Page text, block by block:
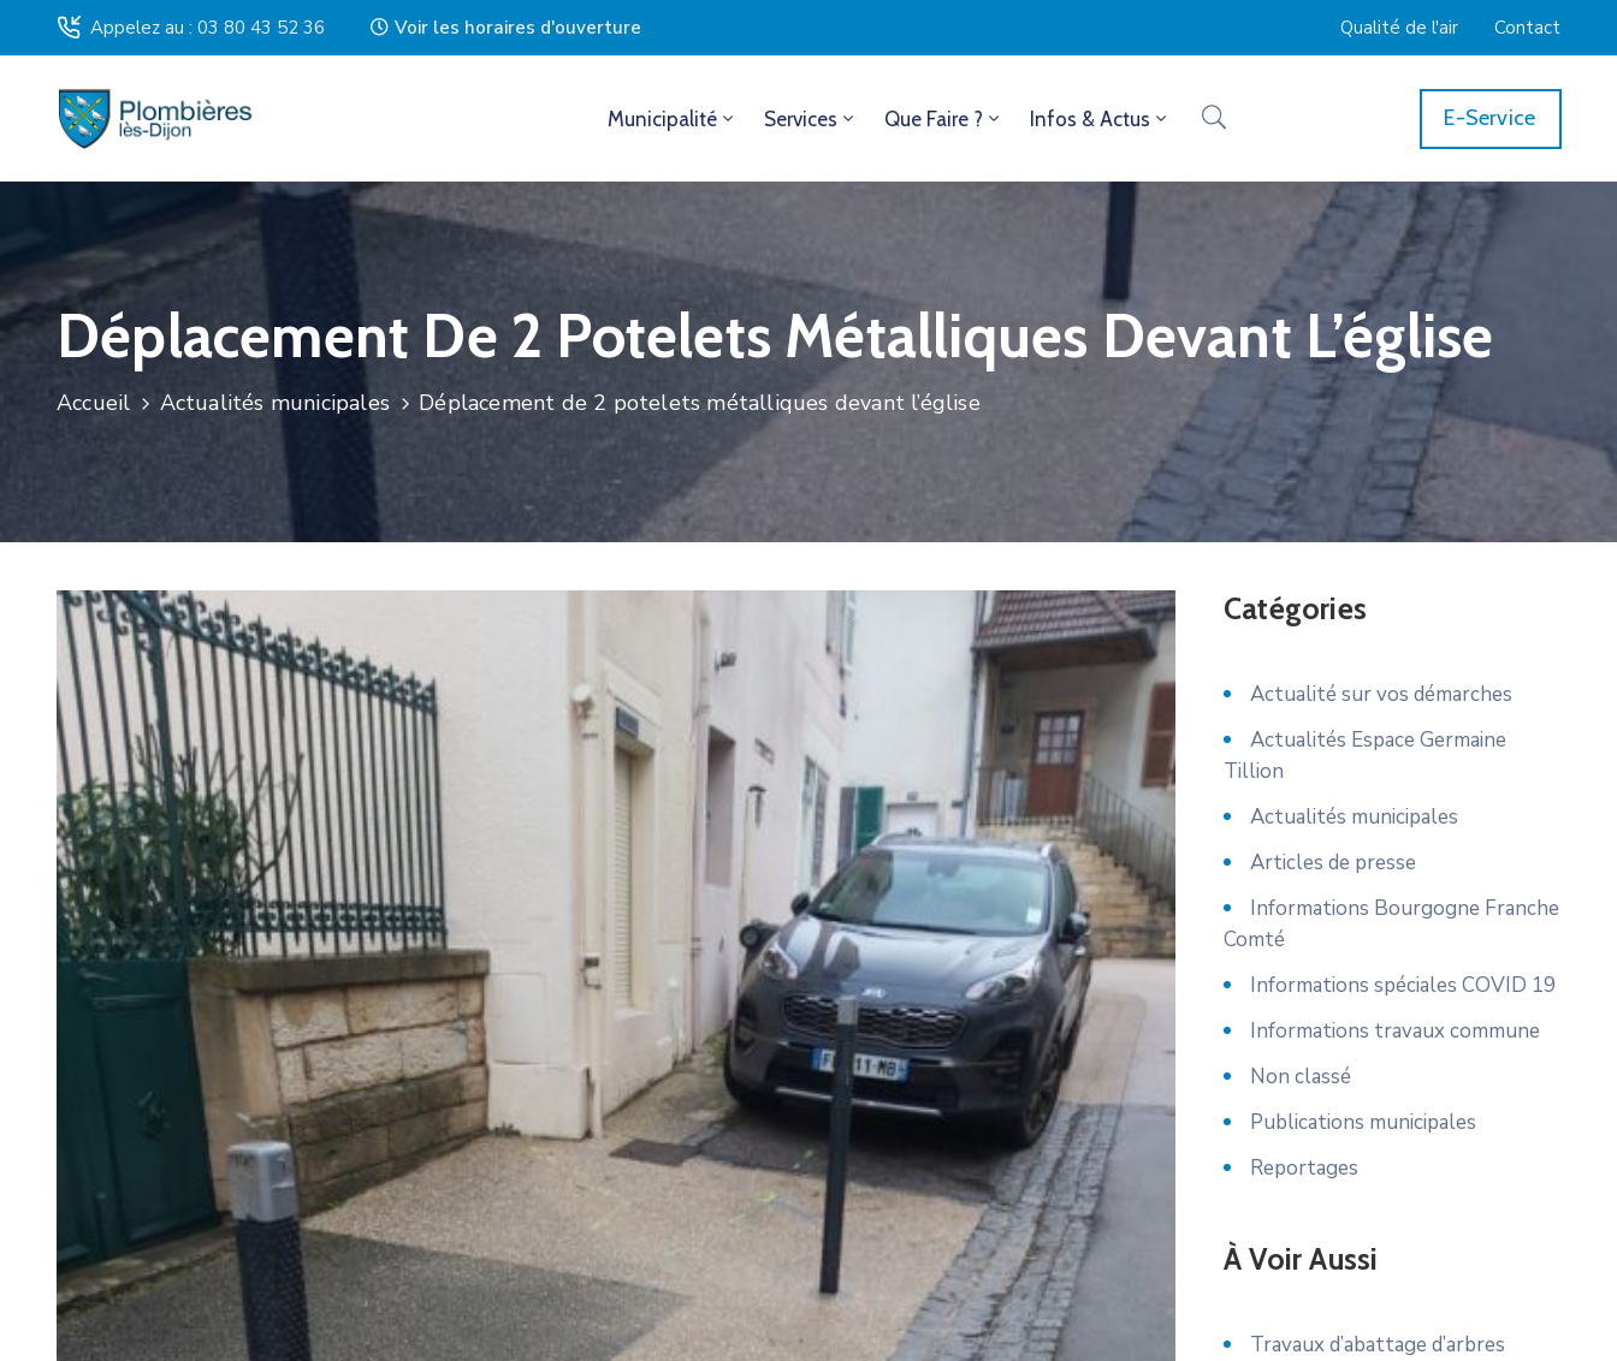
Appelez au : 03 80 43 52 36 Voir les horaires d'ouverture Qualité de l'air Contact
Municipalité Services Que Faire ? Infos & Actus E-Service
Déplacement De 2 Potelets Métalliques Devant L’église
Accueil Actualités municipales Déplacement de 2 potelets métalliques devant l’église
Catégories
Actualité sur vos démarches
Actualités Espace Germaine
Tillion
Actualités municipales
Articles de presse
Informations Bourgogne Franche
Comté
Informations spéciales COVID 19
Informations travaux commune
Non classé
Publications municipales
Reportages
À Voir Aussi
Travaux d’abattage d’arbres